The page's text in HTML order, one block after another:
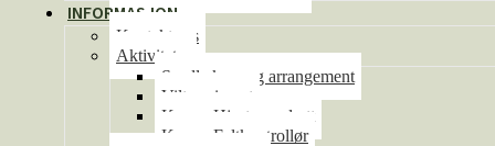
INFORMASJON
Kontakt oss
Aktiviteter
Se alle kurs og arrangement
Viltseminaret
Kurs – Hjorteoppdrett
Kurs – Feltkontrollør